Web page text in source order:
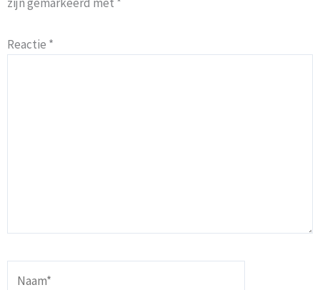
Reactie *